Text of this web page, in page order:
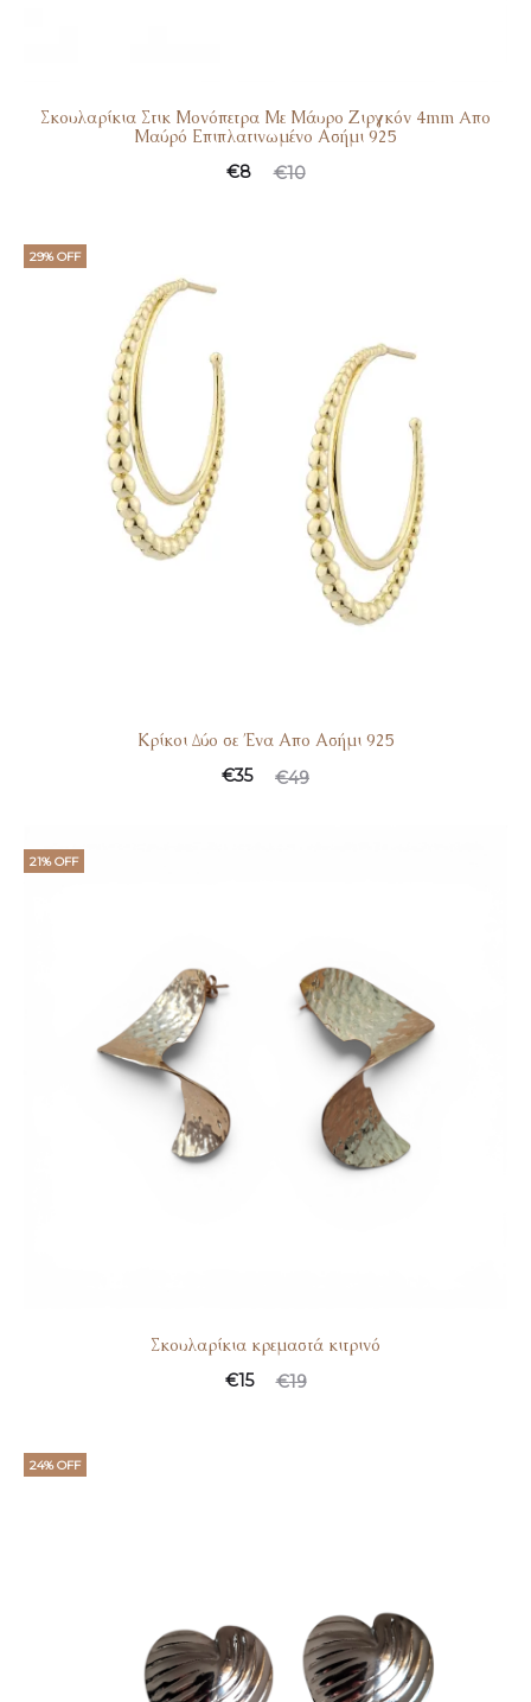
Σκουλαρίκια Στικ Μονόπετρα Με Μάυρο Ζιργκόν 4mm Aπο
Μαύρό Επιπλατινωμένο Ασήμι 925
€10
€8
29% OFF
Κρίκοι Δύο σε Ένα Απο Ασήμι 925
€49
€35
21% OFF
Σκουλαρίκια κρεμαστά κιτρινό
€19
€15
24% OFF